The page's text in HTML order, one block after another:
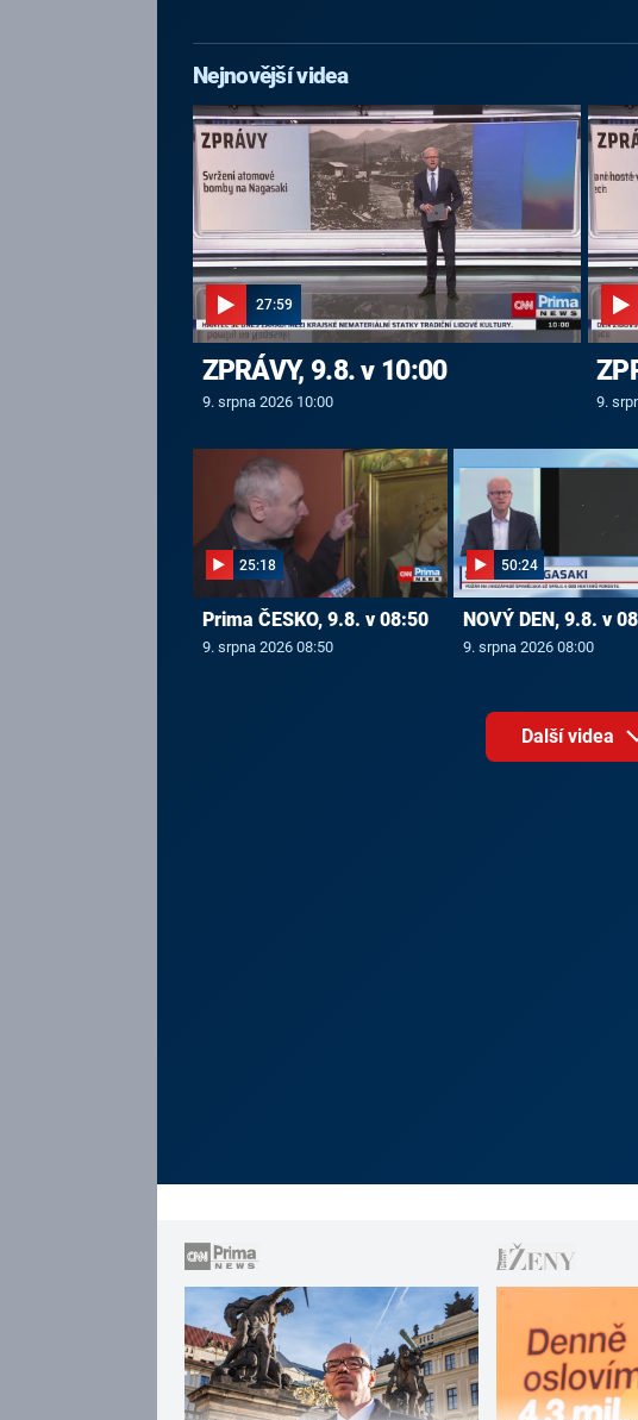
Nejnovější videa
27:59
ZPRÁVY, 9.8. v 10:00
9. srpna 2026 10:00 9.
25:18
Prima ČESKO, 9.8. v 08:50
9. srpna 2026 08:50
50:24
NOVÝ DEN, 9.8. v
9. srpna 2026 08:00
Další videa